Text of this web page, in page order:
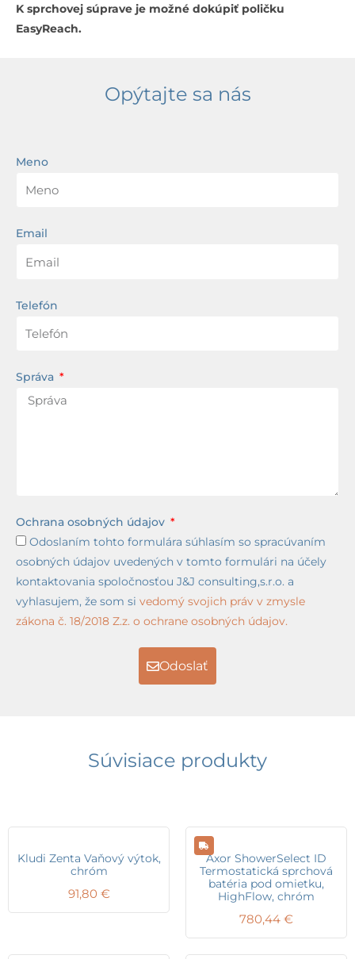
K sprchovej súprave je možné dokúpiť poličku
EasyReach.
Opýtajte sa nás
Meno
Email
Telefón
Správa
Ochrana osobných údajov
Odoslaním tohto formulára súhlasím so spracúvaním
osobných údajov uvedených v tomto formulári na účely
kontaktovania spoločnosťou J&J consulting,s.r.o. a
vyhlasujem, že som si vedomý svojich práv v zmysle
zákona č. 18/2018 Z.z. o ochrane osobných údajov.
Odoslať
Súvisiace produkty
Kludi Zenta Vaňový výtok,
chróm
91,80 €
Axor ShowerSelect ID
Termostatická sprchová
batéria pod omietku,
HighFlow, chróm
780,44 €